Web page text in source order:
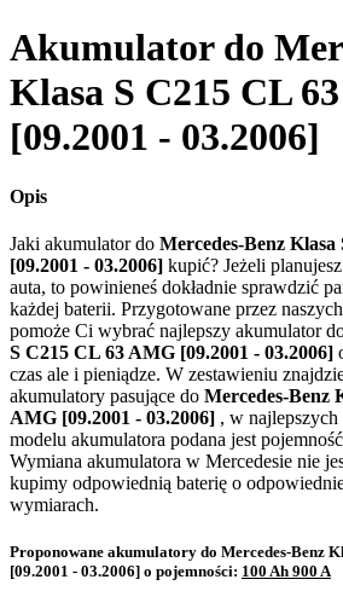
Akumulator do
Klasa S C215 CL
[09.2001 - 03.2006]
Opis
Jaki akumulator do Mercedes-Benz
[09.2001 - 03.2006] kupić? Jeżeli
auta, to powinieneś dokładnie sprawdzić
każdej baterii. Przygotowane przez
pomoże Ci wybrać najlepszy akumulator
S C215 CL 63 AMG [09.2001 - 03.2006]
czas ale i pieniądze. W zestawieniu
akumulatory pasujące do Mercedes-Benz
AMG [09.2001 - 03.2006] , w
modelu akumulatora podana jest
Wymiana akumulatora w Mercedesie nie
kupimy odpowiednią baterię o
wymiarach.
Proponowane akumulatory do Mercedes-Benz
[09.2001 - 03.2006] o pojemności: 100 Ah 900 A